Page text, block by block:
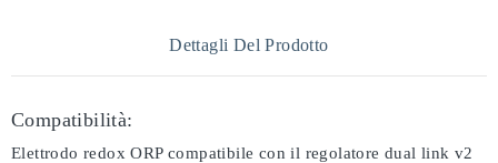
Dettagli Del Prodotto
Compatibilità:
Elettrodo redox ORP compatibile con il regolatore dual link v2